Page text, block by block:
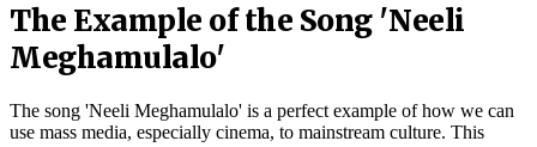
The Example of the Song 'Neeli
Meghamulalo'
The song 'Neeli Meghamulalo' is a perfect example of how we can
use mass media, especially cinema, to mainstream culture. This